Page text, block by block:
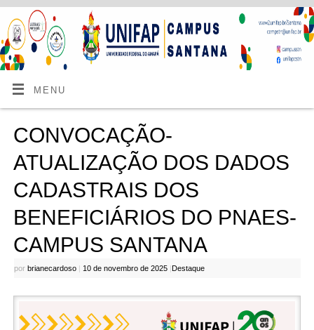
MENU
CONVOCAÇÃO-
ATUALIZAÇÃO DOS DADOS
CADASTRAIS DOS
BENEFICIÁRIOS DO PNAES-
CAMPUS SANTANA
por brianecardoso | 10 de novembro de 2025 |Destaque